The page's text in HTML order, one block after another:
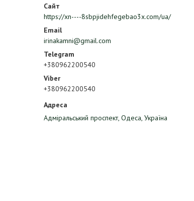
https://xn----8sbpjidehfegebao3x.com/ua/
irinakamni@gmail.com
+380962200540
+380962200540
Адміральський проспект, Одеса, Україна